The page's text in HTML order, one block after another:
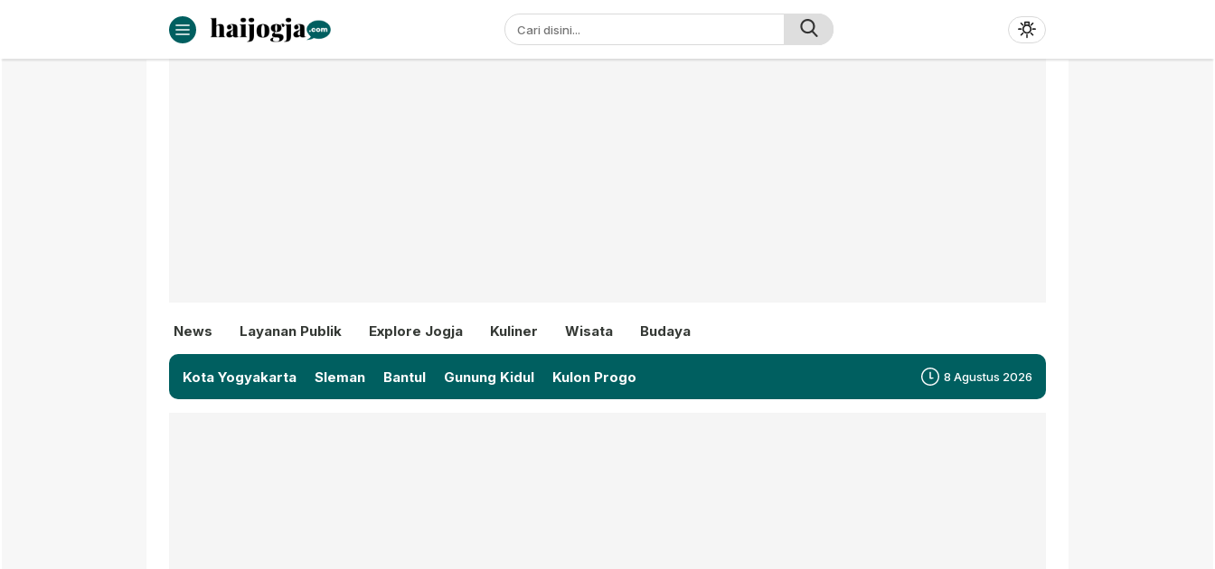
haijogja.com
Berita Jogja Terbaru dan Terkini
News Layanan Publik Explore Jogja Kuliner Wisata Budaya
Kota Yogyakarta Sleman Bantul Gunung Kidul Kulon Progo 8 Agustus 2026